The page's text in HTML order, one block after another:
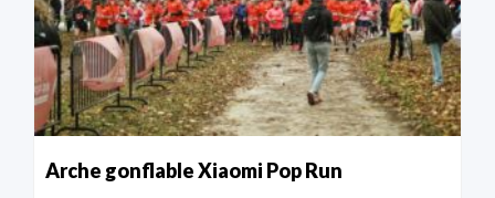
Arche gonflable Xiaomi Pop Run